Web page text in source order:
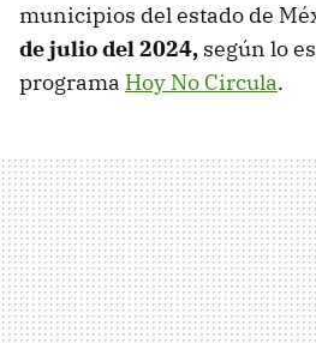
municipios del estado de
de julio del 2024, según lo
programa Hoy No Circula.